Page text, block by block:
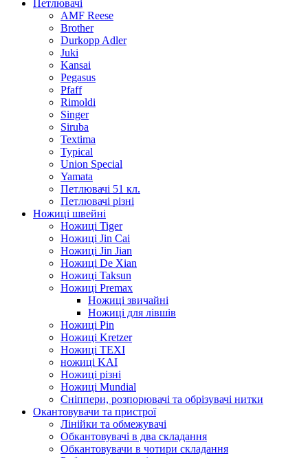
Петлювачі
AMF Reese
Brother
Durkopp Adler
Juki
Kansai
Pegasus
Pfaff
Rimoldi
Singer
Siruba
Textima
Typical
Union Special
Yamata
Петлювачі 51 кл.
Петлювачі різні
Ножиці швейні
Ножиці Tiger
Ножиці Jin Cai
Ножиці Jin Jian
Ножиці De Xian
Ножиці Taksun
Ножиці Premax
Ножиці звичайні
Ножиці для лівшів
Ножиці Pin
Ножиці Kretzer
Ножиці TEXI
ножиці KAI
Ножиці різні
Ножиці Mundial
Сніппери, розпорювачі та обрізувачі нитки
Окантовувачи та пристрої
Лінійки та обмежувачі
Обкантовувачі в два складання
Обкантовувачи в чотири складання